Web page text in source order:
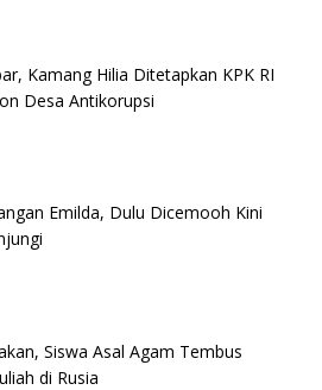
Kamang Hilia Ditetapkan KPK RI
Desa Antikorupsi
Emilda, Dulu Dicemooh Kini
Siswa Asal Agam Tembus
di Rusia